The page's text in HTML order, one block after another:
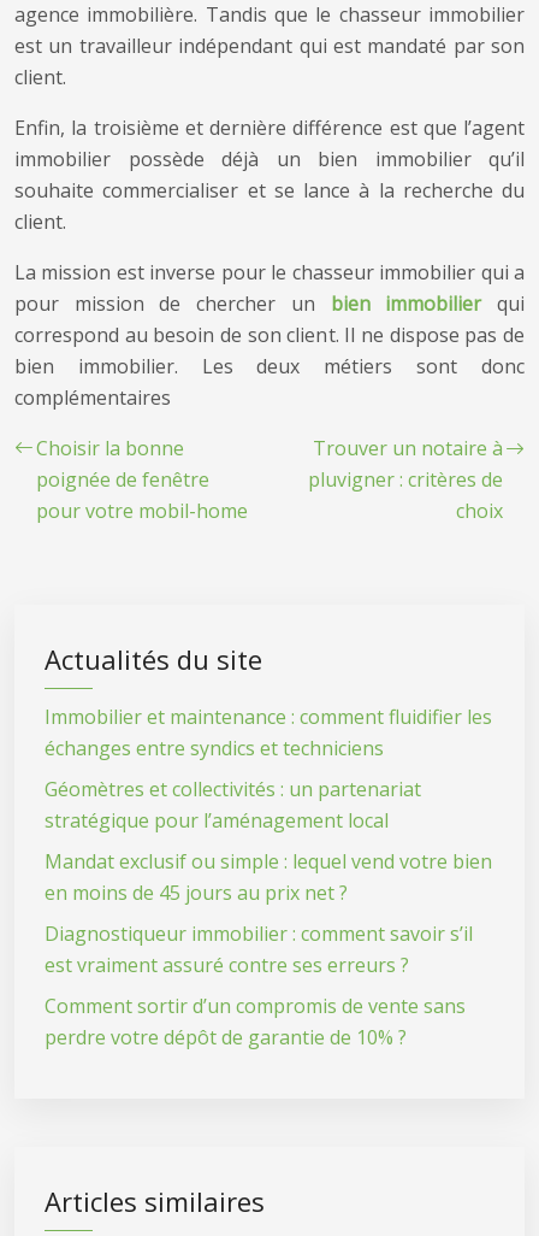
agence immobilière. Tandis que le chasseur immobilier
est un travailleur indépendant qui est mandaté par son
client.
Enfin, la troisième et dernière différence est que l’agent
immobilier possède déjà un bien immobilier qu’il
souhaite commercialiser et se lance à la recherche du
client.
La mission est inverse pour le chasseur immobilier qui a
pour mission de chercher un bien immobilierqui
correspond au besoin de son client. Il ne dispose pas de
bien immobilier. Les deux métiers sont donc
complémentaires
Choisir la bonne
poignée de fenêtre
pour votre mobil-home
Trouver un notaire à
pluvigner : critères de
choix
Actualités du site
Immobilier et maintenance : comment fluidifier les
échanges entre syndics et techniciens
Géomètres et collectivités : un partenariat
stratégique pour l’aménagement local
Mandat exclusif ou simple : lequel vend votre bien
en moins de 45 jours au prix net ?
Diagnostiqueur immobilier : comment savoir s’il
est vraiment assuré contre ses erreurs ?
Comment sortir d’un compromis de vente sans
perdre votre dépôt de garantie de 10% ?
Articles similaires